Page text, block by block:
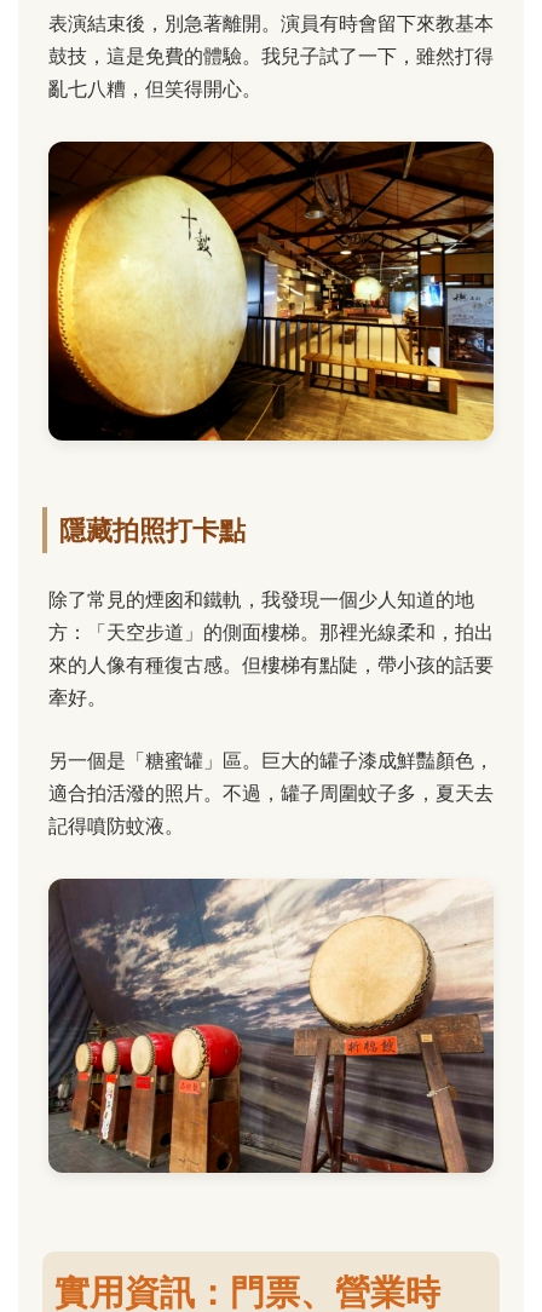
表演結束後，別急著離開。演員有時會留下來教基本
鼓技，這是免費的體驗。我兒子試了一下，雖然打得
亂七八糟，但笑得開心。
隱藏拍照打卡點
除了常見的煙囪和鐵軌，我發現一個少人知道的地
方：「天空步道」的側面樓梯。那裡光線柔和，拍出
來的人像有種復古感。但樓梯有點陡，帶小孩的話要
牽好。
另一個是「糖蜜罐」區。巨大的罐子漆成鮮豔顏色，
適合拍活潑的照片。不過，罐子周圍蚊子多，夏天去
記得噴防蚊液。
實用資訊：門票、營業時